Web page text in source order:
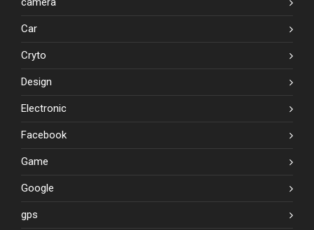
Car
Cryto
Design
Electronic
Facebook
Game
Google
gps